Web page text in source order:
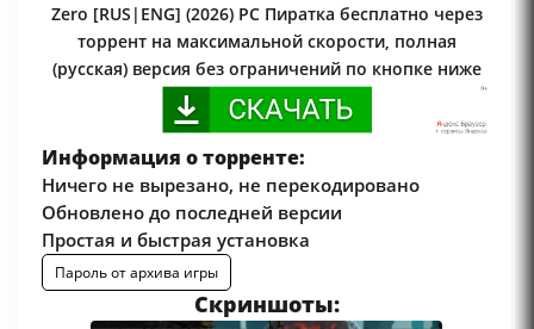
Zero [RUS|ENG] (2026) PC Пиратка бесплатно через
торрент на максимальной скорости, полная
(русская) версия без ограничений по кнопке ниже
Информация о торренте:
Ничего не вырезано, не перекодировано
Обновлено до последней версии
Простая и быстрая установка
Пароль от архива игры
Скриншоты: